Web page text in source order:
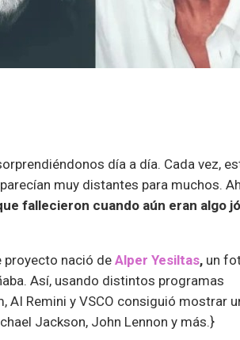
día a día. Cada vez,
muy distantes para muchos.
fallecieron cuando aún eran algo
proyecto nació de Alper Yesiltas, un
Así, usando distintos programas
Remini y VSCO consiguió mostrar
Jackson, John Lennon y más.}